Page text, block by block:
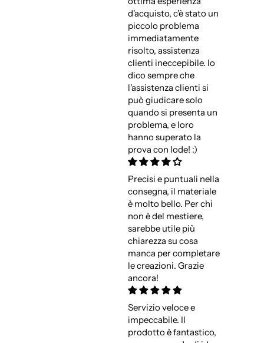
d'acquisto, c'è stato un
piccolo problema
immediatamente
risolto, assistenza
clienti ineccepibile. Io
dico sempre che
l'assistenza clienti si
può giudicare solo
quando si presenta un
problema, e loro
hanno superato la
prova con lode! :)
Precisi e puntuali nella
consegna, il materiale
è molto bello. Per chi
non è del mestiere,
sarebbe utile più
chiarezza su cosa
manca per completare
le creazioni. Grazie
ancora!
Servizio veloce e
impeccabile. Il
prodotto è fantastico,